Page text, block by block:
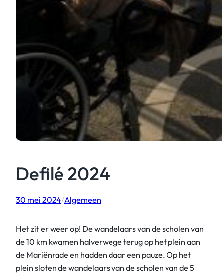
Defilé 2024
30 mei 2024/Algemeen
Het zit er weer op! De wandelaars van de scholen van
de 10 km kwamen halverwege terug op het plein aan
de Mariënrade en hadden daar een pauze. Op het
plein sloten de wandelaars van de scholen van de 5